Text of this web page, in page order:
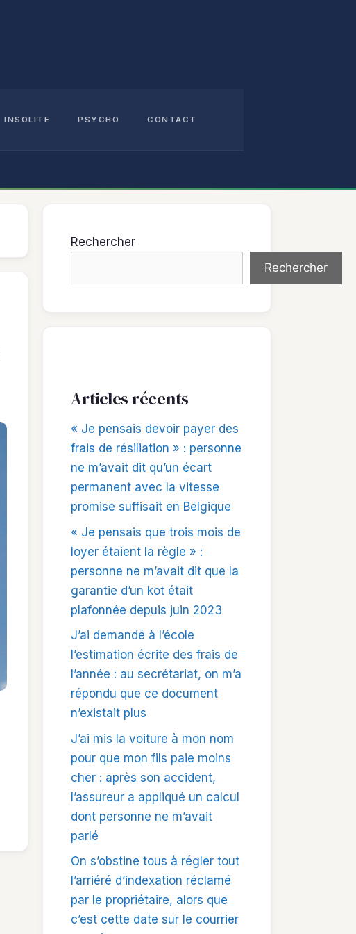
INSOLITE PSYCHO CONTACT
Rechercher
Rechercher
Articles récents
« Je pensais devoir payer des
frais de résiliation » : personne
ne m’avait dit qu’un écart
permanent avec la vitesse
promise suffisait en Belgique
« Je pensais que trois mois de
loyer étaient la règle » :
personne ne m’avait dit que la
garantie d’un kot était
plafonnée depuis juin 2023
J’ai demandé à l’école
l’estimation écrite des frais de
l’année : au secrétariat, on m’a
répondu que ce document
n’existait plus
J’ai mis la voiture à mon nom
pour que mon fils paie moins
cher : après son accident,
l’assureur a appliqué un calcul
dont personne ne m’avait
parlé
On s’obstine tous à régler tout
l’arriéré d’indexation réclamé
par le propriétaire, alors que
c’est cette date sur le courrier